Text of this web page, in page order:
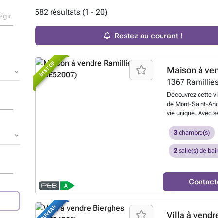
582 résultats (1 - 20)
Restez au courant !
BEST OF Maison à
1367 Ramillies
Découvrez cette
de Mont-Saint-
vie unique. Avec
maison combine
Rénovée en
séjour d'environ
avec feu ouvert
la construction.
arrière-cuisine, 1
d'entrée. La
grandes
le confort
3 chambre(s)
2 salle(s) de
NOUVEAU Villa à